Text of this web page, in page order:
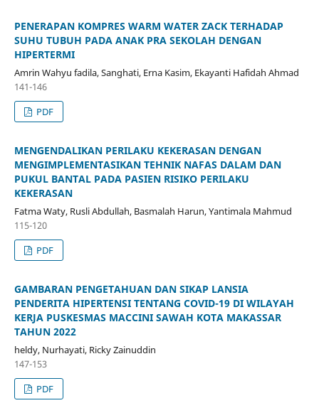
PENERAPAN KOMPRES WARM WATER ZACK TERHADAP
SUHU TUBUH PADA ANAK PRA SEKOLAH DENGAN
HIPERTERMI
Amrin Wahyu fadila, Sanghati, Erna Kasim, Ekayanti Hafidah Ahmad
141-146
PDF
MENGENDALIKAN PERILAKU KEKERASAN DENGAN
MENGIMPLEMENTASIKAN TEHNIK NAFAS DALAM DAN
PUKUL BANTAL PADA PASIEN RISIKO PERILAKU
KEKERASAN
Fatma Waty, Rusli Abdullah, Basmalah Harun, Yantimala Mahmud
115-120
PDF
GAMBARAN PENGETAHUAN DAN SIKAP LANSIA
PENDERITA HIPERTENSI TENTANG COVID-19 DI WILAYAH
KERJA PUSKESMAS MACCINI SAWAH KOTA MAKASSAR
TAHUN 2022
heldy, Nurhayati, Ricky Zainuddin
147-153
PDF